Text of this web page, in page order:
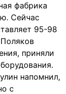
фабрика
Сейчас
95-98
приняли
напомнил,
с